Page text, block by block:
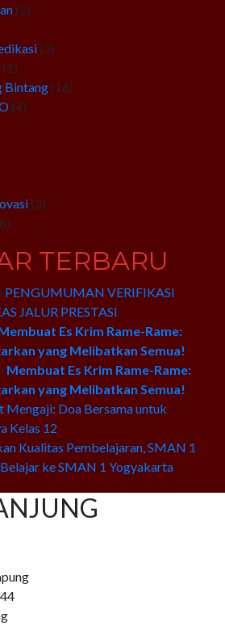
(2)
(3)
(1)
Bintang (16)
(4)
(2)
TERBARU
PENGUMUMAN VERIFIKASI
JALUR PRESTASI
Es Krim Rame-Rame:
yang Melibatkan Semua!
Membuat Es Krim Rame-Rame:
yang Melibatkan Semua!
Mengaji: Doa Bersama untuk
Kelas 12
Kualitas Pembelajaran, SMAN 1
ke SMAN 1 Yogyakarta